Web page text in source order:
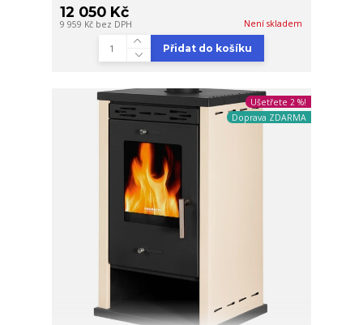
12 050 Kč
9 959 Kč bez DPH Není skladem
Přidat do košíku
Ušetřete 2 %!
Doprava ZDARMA